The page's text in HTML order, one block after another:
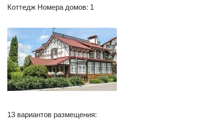
Коттедж Номера домов: 1
13 вариантов размещения: